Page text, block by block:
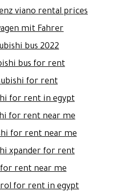
viano rental prices
mit Fahrer
bus 2022
bus for rent
for rent
for rent in egypt
for rent near me
for rent near me\
xpander for rent
for rent near me
for rent in egypt